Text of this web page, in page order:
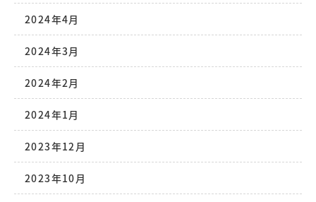
2024年4月
2024年3月
2024年2月
2024年1月
2023年12月
2023年10月